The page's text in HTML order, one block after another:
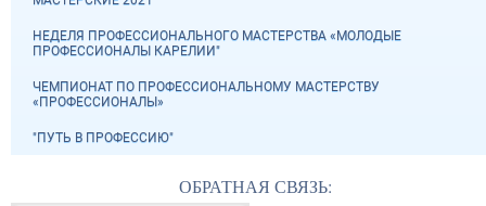
НЕДЕЛЯ ПРОФЕССИОНАЛЬНОГО МАСТЕРСТВА «МОЛОДЫЕ
ПРОФЕССИОНАЛЫ КАРЕЛИИ"
ЧЕМПИОНАТ ПО ПРОФЕССИОНАЛЬНОМУ МАСТЕРСТВУ
«ПРОФЕССИОНАЛЫ»
"ПУТЬ В ПРОФЕССИЮ"
ОБРАТНАЯ СВЯЗЬ: